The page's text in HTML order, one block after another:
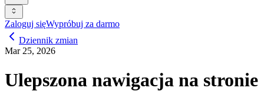
Zaloguj sięWypróbuj za darmo
Dziennik zmian
Mar 25, 2026
Ulepszona nawigacja na stronie